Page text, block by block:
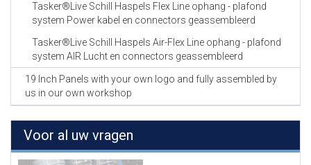
Tasker®Live Schill Haspels Flex Line ophang - plafond
system Power kabel en connectors geassembleerd
Tasker®Live Schill Haspels Air-Flex Line ophang - plafond
system AIR Lucht en connectors geassembleerd
19 Inch Panels with your own logo and fully assembled by
us in our own workshop
Voor al uw vragen